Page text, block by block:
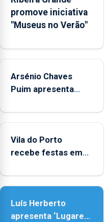
Rede
Municipal
de
aos
durante
o
de
entre
as
e
as
18h00.
promove iniciativa
"Museus no Verão"
Arsénio Chaves
Puim apresenta
de Vila do Porto
Vila do Porto
recebe festas em
Senhora da
Luís Herberto
apresenta ‘Lugares